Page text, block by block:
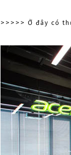
>>>>> Ở đây có